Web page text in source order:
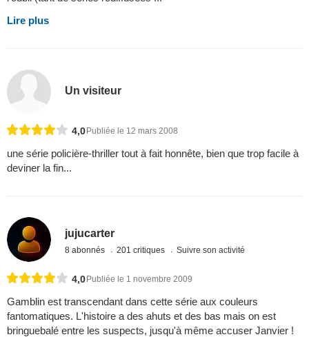
Lire plus
Un visiteur
4,0 Publiée le 12 mars 2008
une série policière-thriller tout à fait honnête, bien que trop facile à
deviner la fin...
jujucarter
8 abonnés 201 critiques Suivre son activité
4,0Publiée le 1 novembre 2009
Gamblin est transcendant dans cette série aux couleurs
fantomatiques. L'histoire a des ahuts et des bas mais on est
bringuebalé entre les suspects, jusqu'à même accuser Janvier !